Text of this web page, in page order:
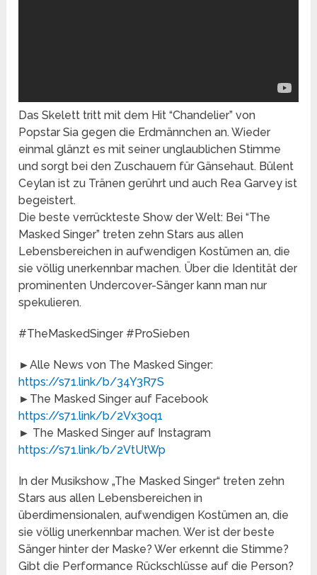
Das Skelett tritt mit dem Hit “Chandelier” von
Popstar Sia gegen die Erdmännchen an. Wieder
einmal glänzt es mit seiner unglaublichen Stimme
und sorgt bei den Zuschauern für Gänsehaut. Bülent
Ceylan ist zu Tränen gerührt und auch Rea Garvey ist
begeistert.
Die beste verrückteste Show der Welt: Bei “The
Masked Singer” treten zehn Stars aus allen
Lebensbereichen in aufwendigen Kostümen an, die
sie völlig unerkennbar machen. Über die Identität der
prominenten Undercover-Sänger kann man nur
spekulieren.
#TheMaskedSinger #ProSieben
►Alle News von The Masked Singer:
https://s71.link/b/34Y3R7S
►The Masked Singer auf Facebook
https://s71.link/b/2Vx3oq1
► The Masked Singer auf Instagram
https://s71.link/b/2VtUtWp
In der Musikshow „The Masked Singer“ treten zehn
Stars aus allen Lebensbereichen in
überdimensionalen, aufwendigen Kostümen an, die
sie völlig unerkennbar machen. Wer ist der beste
Sänger hinter der Maske? Wer erkennt die Stimme?
Gibt die Performance Rückschlüsse auf die Person?